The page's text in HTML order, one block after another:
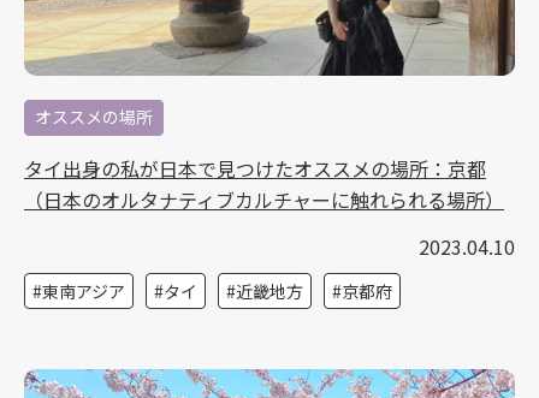
オススメの場所
タイ出身の私が日本で見つけたオススメの場所：京都
（日本のオルタナティブカルチャーに触れられる場所）
2023.04.10
東南アジア タイ 近畿地方 京都府